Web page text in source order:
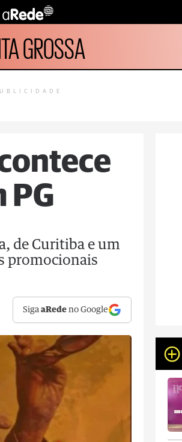
GROSSA
PG
de Curitiba e um
promocionais
SigaaRede no Google